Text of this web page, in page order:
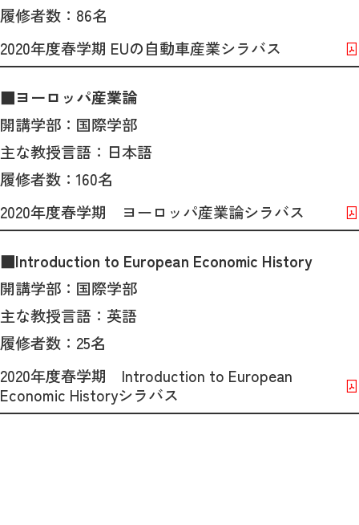
履修者数：86名
2020年度春学期 EUの自動車産業シラバス
■ヨーロッパ産業論
開講学部：国際学部
主な教授言語：日本語
履修者数：160名
2020年度春学期 ヨーロッパ産業論シラバス
■Introduction to European Economic History
開講学部：国際学部
主な教授言語：英語
履修者数：25名
2020年度春学期 Introduction to European
Economic Historyシラバス